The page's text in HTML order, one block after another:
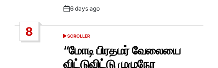
Post6 days ago
8
POSTED
SCROLLER
“மோடி பிரதமர் வேலையை
விட்டுவிட்டு முழுநேர